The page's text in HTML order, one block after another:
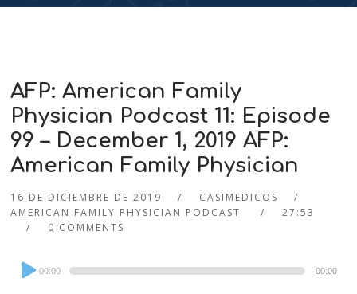
AFP: American Family
Physician Podcast 11: Episode
99 – December 1, 2019 AFP:
American Family Physician
16 DE DICIEMBRE DE 2019
CASIMEDICOS
AMERICAN FAMILY PHYSICIAN PODCAST
27:53
0 COMMENTS
Audio
Player
00:00 00:00